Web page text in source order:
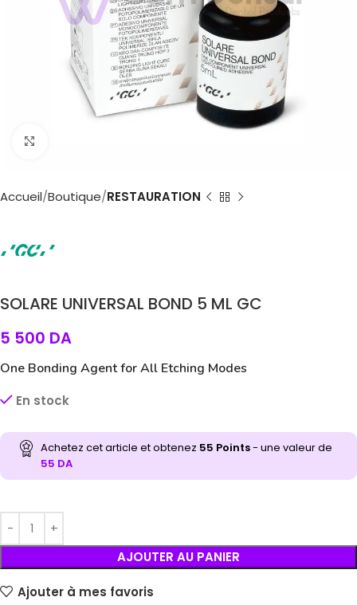
Accueil Boutique RESTAURATION
SOLARE UNIVERSAL BOND 5 ML GC
5 500 DA
One Bonding Agent for All Etching Modes
En stock
Achetez cet article et obtenez 55 Points- une valeur de
55 DA
AJOUTER AU PANIER
Ajouter à mes favoris